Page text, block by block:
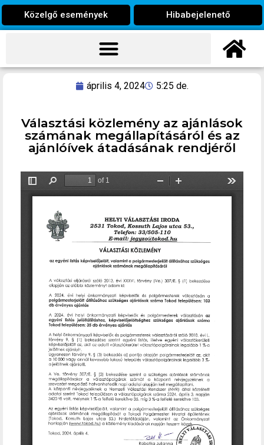
Közelgő események Hibabejelenető
április 4, 2024 5:25 de.
Választási közlemény az ajánlások
számának megállapításáról és az
ajánlóívek átadásának rendjéről